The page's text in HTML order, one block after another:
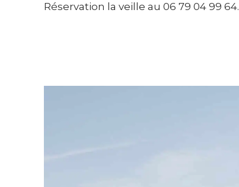
Réservation la veille au 06 79 04 99 64.